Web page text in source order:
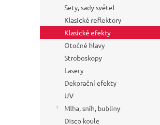
Sety, sady světel
Klasické reflektory
Klasické efekty
Otočné hlavy
Stroboskopy
Lasery
Dekorační efekty
UV
Mlha, sníh, bubliny
Disco koule